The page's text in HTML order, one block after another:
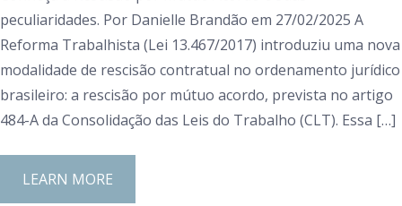
peculiaridades. Por Danielle Brandão em 27/02/2025 A
Reforma Trabalhista (Lei 13.467/2017) introduziu uma nova
modalidade de rescisão contratual no ordenamento jurídico
brasileiro: a rescisão por mútuo acordo, prevista no artigo
484-A da Consolidação das Leis do Trabalho (CLT). Essa […]
LEARN MORE